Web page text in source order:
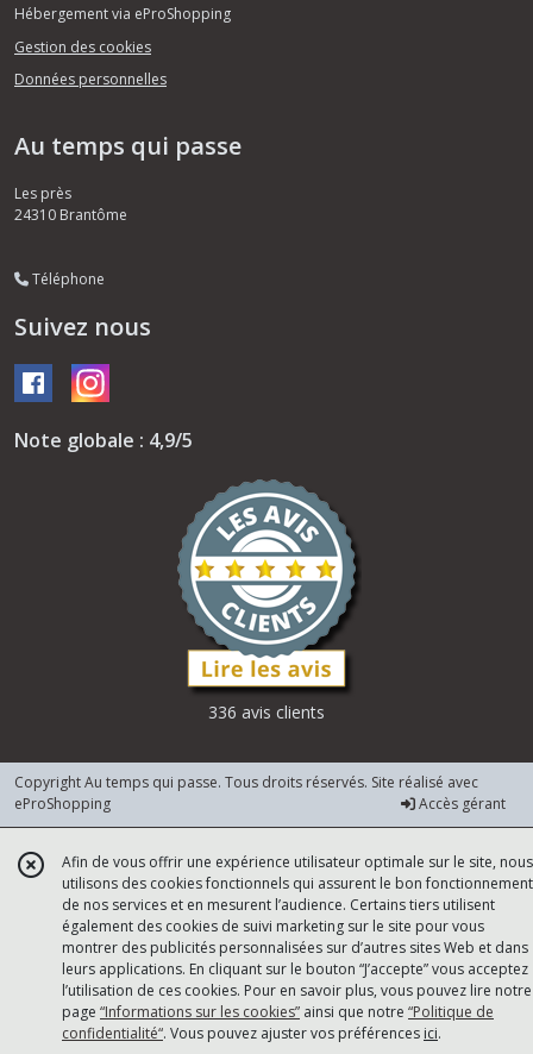
Hébergement via eProShopping
Gestion des cookies
Données personnelles
Au temps qui passe
Les près
24310 Brantôme
Téléphone
Suivez nous
Note globale : 4,9/5
336 avis clients
Copyright Au temps qui passe. Tous droits réservés. Site réalisé avec
eProShopping
Accès gérant
Afin de vous offrir une expérience utilisateur optimale sur le site, nous
utilisons des cookies fonctionnels qui assurent le bon fonctionnement
de nos services et en mesurent l’audience. Certains tiers utilisent
également des cookies de suivi marketing sur le site pour vous
montrer des publicités personnalisées sur d’autres sites Web et dans
leurs applications. En cliquant sur le bouton “J’accepte” vous acceptez
l’utilisation de ces cookies. Pour en savoir plus, vous pouvez lire notre
page “Informations sur les cookies” ainsi que notre “Politique de
confidentialité“. Vous pouvez ajuster vos préférences ici.